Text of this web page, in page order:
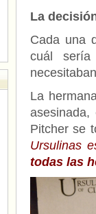
La
Cada una
cuál
La
Pitcher se
Ursulinas
todas las